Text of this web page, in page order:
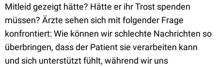
Mitleid gezeigt hätte? Hätte er ihr Trost spenden
müssen? Ärzte sehen sich mit folgender Frage
konfrontiert: Wie können wir schlechte Nachrichten so
überbringen, dass der Patient sie verarbeiten kann
und sich unterstützt fühlt, während wir uns